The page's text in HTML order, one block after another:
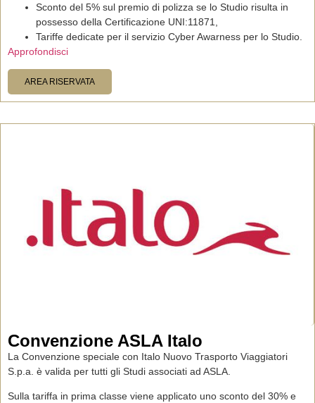
Sconto del 5% sul premio di polizza se lo Studio risulta in
possesso della Certificazione UNI:11871
Tariffe dedicate per il servizio Cyber Awarness per lo Studio.
Approfondisci
AREA RISERVATA
Convenzione ASLA Italo
La Convenzione speciale con Italo Nuovo Trasporto Viaggiatori
S.p.a. è valida per tutti gli Studi associati ad ASLA.
Sulla tariffa in prima classe viene applicato uno sconto del 30% e